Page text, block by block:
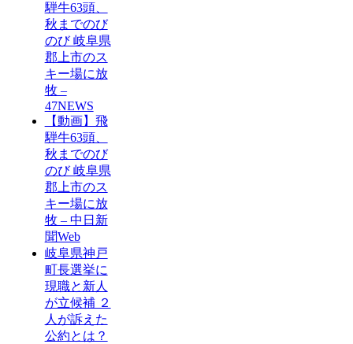
騨牛63頭、
秋までのび
のび 岐阜県
郡上市のス
キー場に放
牧 –
47NEWS
【動画】飛
騨牛63頭、
秋までのび
のび 岐阜県
郡上市のス
キー場に放
牧 – 中日新
聞Web
岐阜県神戸
町長選挙に
現職と新人
が立候補 ２
人が訴えた
公約とは？